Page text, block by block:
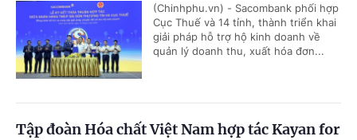
(Chinhphu.vn) - Sacombank phối hợp
Cục Thuế và 14 tỉnh, thành triển khai
giải pháp hỗ trợ hộ kinh doanh về
quản lý doanh thu, xuất hóa đơn...
Tập đoàn Hóa chất Việt Nam hợp tác Kayan for